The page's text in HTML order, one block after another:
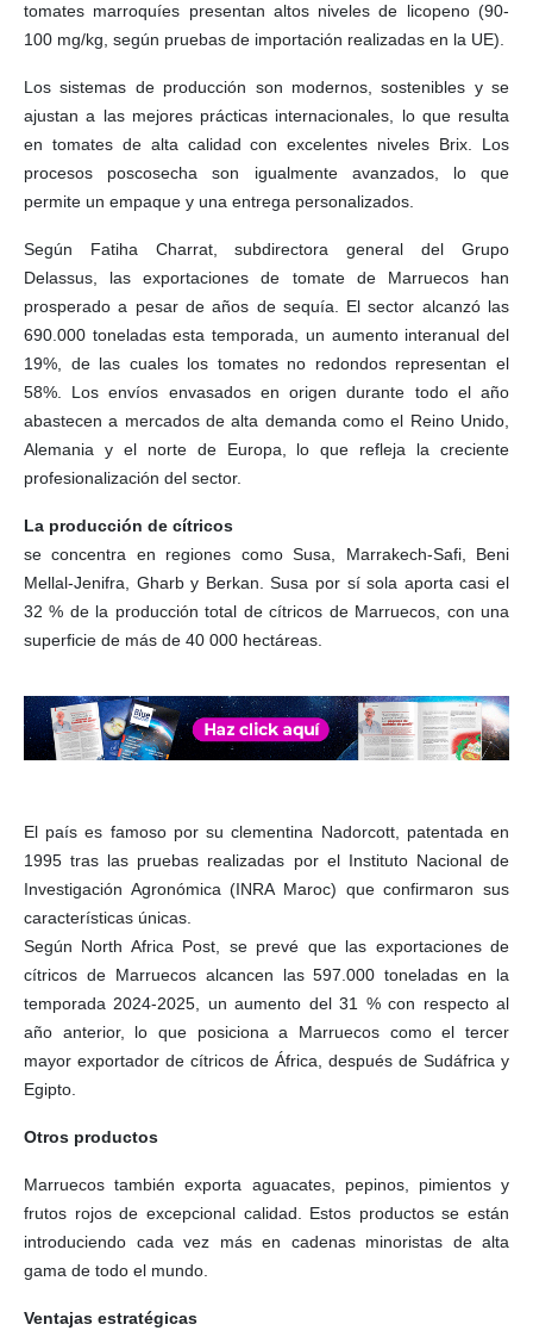
tomates marroquíes presentan altos niveles de licopeno (90-
100 mg/kg, según pruebas de importación realizadas en la UE).
Los sistemas de producción son modernos, sostenibles y se
ajustan a las mejores prácticas internacionales, lo que resulta
en tomates de alta calidad con excelentes niveles Brix. Los
procesos poscosecha son igualmente avanzados, lo que
permite un empaque y una entrega personalizados.
Según Fatiha Charrat, subdirectora general del Grupo
Delassus, las exportaciones de tomate de Marruecos han
prosperado a pesar de años de sequía. El sector alcanzó las
690.000 toneladas esta temporada, un aumento interanual del
19%, de las cuales los tomates no redondos representan el
58%. Los envíos envasados ​​en origen durante todo el año
abastecen a mercados de alta demanda como el Reino Unido,
Alemania y el norte de Europa, lo que refleja la creciente
profesionalización del sector.
La producción de cítricos
se concentra en regiones como Susa, Marrakech-Safi, Beni
Mellal-Jenifra, Gharb y Berkan. Susa por sí sola aporta casi el
32 % de la producción total de cítricos de Marruecos, con una
superficie de más de 40 000 hectáreas.
El país es famoso por su clementina Nadorcott, patentada en
1995 tras las pruebas realizadas por el Instituto Nacional de
Investigación Agronómica (INRA Maroc) que confirmaron sus
características únicas.
Según North Africa Post, se prevé que las exportaciones de
cítricos de Marruecos alcancen las 597.000 toneladas en la
temporada 2024-2025, un aumento del 31 % con respecto al
año anterior, lo que posiciona a Marruecos como el tercer
mayor exportador de cítricos de África, después de Sudáfrica y
Egipto.
Otros productos
Marruecos también exporta aguacates, pepinos, pimientos y
frutos rojos de excepcional calidad. Estos productos se están
introduciendo cada vez más en cadenas minoristas de alta
gama de todo el mundo.
Ventajas estratégicas